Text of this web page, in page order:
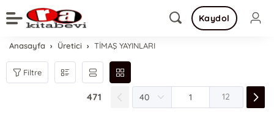
Kaydol
Anasayfa Üretici TİMAŞ YAYINLARI
Filtre
471 12